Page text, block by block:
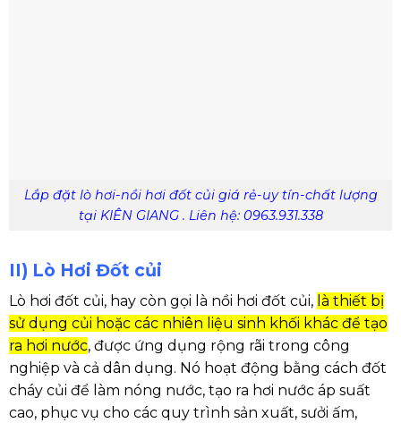
Lắp đặt lò hơi-nồi hơi đốt củi giá rẻ-uy tín-chất lượng
tại KIÊN GIANG . Liên hệ: 0963.931.338
II) Lò Hơi Đốt củi
Lò hơi đốt củi, hay còn gọi là nồi hơi đốt củi, là thiết bị
sử dụng củi hoặc các nhiên liệu sinh khối khác để tạo
ra hơi nước, được ứng dụng rộng rãi trong công
nghiệp và cả dân dụng. Nó hoạt động bằng cách đốt
cháy củi để làm nóng nước, tạo ra hơi nước áp suất
cao, phục vụ cho các quy trình sản xuất, sưởi ấm,